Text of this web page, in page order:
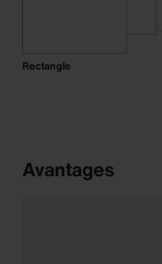
Rectangle
Avantages